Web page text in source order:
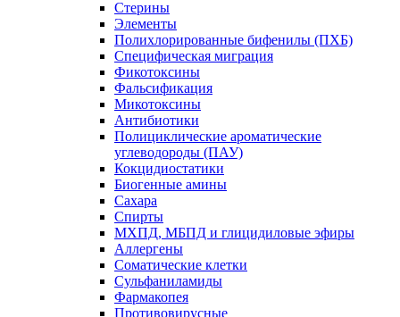
Стерины
Элементы
Полихлорированные бифенилы (ПХБ)
Специфическая миграция
Фикотоксины
Фальсификация
Микотоксины
Антибиотики
Полициклические ароматические
углеводороды (ПАУ)
Кокцидиостатики
Биогенные амины
Сахара
Спирты
МХПД, МБПД и глицидиловые эфиры
Аллергены
Соматические клетки
Сульфаниламиды
Фармакопея
Противовирусные